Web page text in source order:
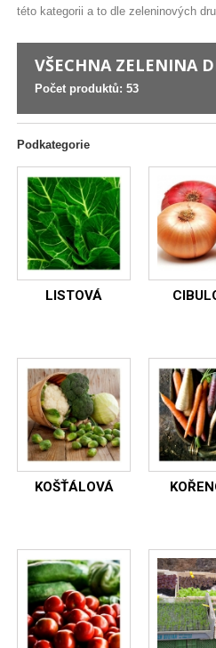
této kategorii a to dle zeleninových
VŠECHNA ZELENINA
Počet produktů: 53
Podkategorie
LISTOVÁ
KOŠŤÁLOVÁ